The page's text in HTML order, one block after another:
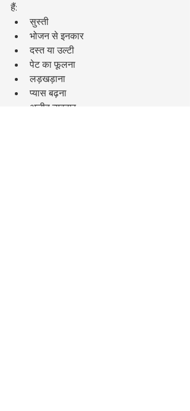
हैं:
सुस्ती
भोजन से इनकार
दस्त या उल्टी
पेट का फूलना
लड़खड़ाना
प्यास बढ़ना
अजीब व्यवहार